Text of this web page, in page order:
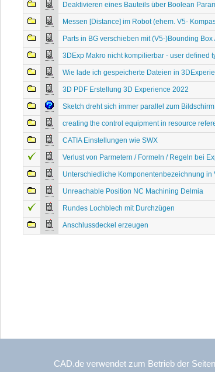
Deaktivieren eines Bauteils über Boolean
Messen [Distance] im Robot (ehem. V5-
Parts in BG verschieben mit (V5-)Bounding
3DExp Makro nicht kompilierbar - user defined
Wie lade ich gespeicherte Dateien in
3D PDF Erstellung 3D Experience 2022
Sketch dreht sich immer parallel zum Bildschirm
creating the control equipment in resource
CATIA Einstellungen wie SWX
Verlust von Parmetern / Formeln / Regeln bei
Unterschiedliche Komponentenbezeichnung in
Unreachable Position NC Machining Delmia
Rundes Lochblech mit Durchzügen
Anschlussdeckel erzeugen
CAD.de verwendet zum Betrieb der